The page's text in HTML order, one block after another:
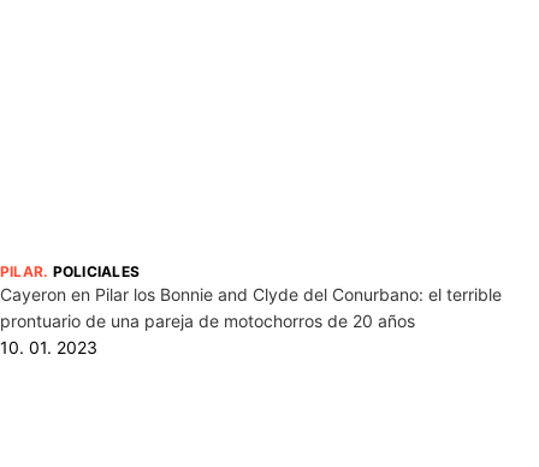
PILAR. POLICIALES
Cayeron en Pilar los Bonnie and Clyde del Conurbano: el terrible
prontuario de una pareja de motochorros de 20 años
10. 01. 2023